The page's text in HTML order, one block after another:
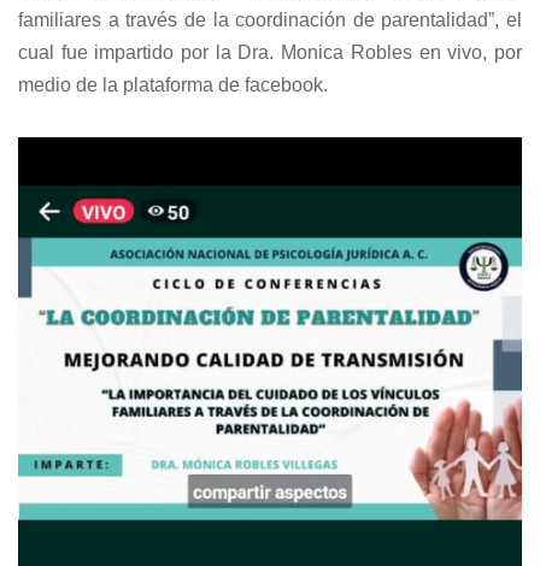
familiares a través de la coordinación de parentalidad”, el
cual fue impartido por la Dra. Monica Robles en vivo, por
medio de la plataforma de facebook.